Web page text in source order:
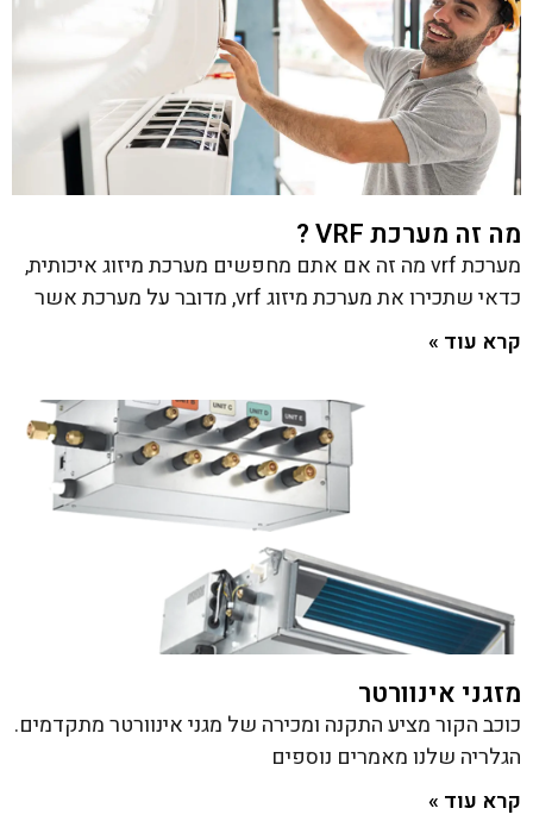
מה זה מערכת VRF ?
מערכת vrf מה זה אם אתם מחפשים מערכת מיזוג איכותית,
כדאי שתכירו את מערכת מיזוג vrf, מדובר על מערכת אשר
קרא עוד »
מזגני אינוורטר
כוכב הקור מציע התקנה ומכירה של מגני אינוורטר מתקדמים.
הגלריה שלנו מאמרים נוספים
קרא עוד »